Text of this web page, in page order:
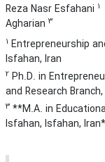
Reza Nasr Esfahani 1
Agharian 3
1 Entrepreneurship
Isfahan, Iran
2 Ph.D. in
and Research
3 **M.A. in
Isfahan, Isfahan,